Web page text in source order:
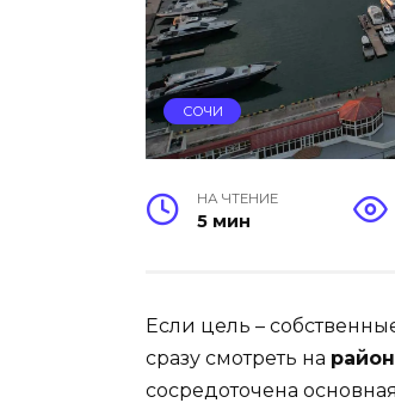
СОЧИ
НА ЧТЕНИЕ
5 мин
Если цель –
сразу смотреть на
сосредоточена